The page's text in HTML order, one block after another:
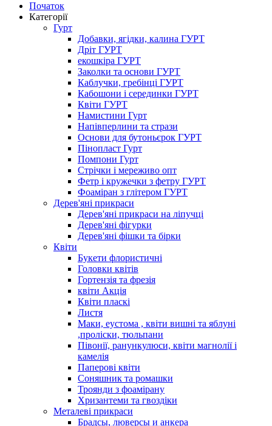
Початок
Категорії
Гурт
Добавки, ягідки, калина ГУРТ
Дріт ГУРТ
екошкіра ГУРТ
Заколки та основи ГУРТ
Каблучки, гребінці ГУРТ
Кабошони і серединки ГУРТ
Квіти ГУРТ
Намистини Гурт
Напівперлини та стрази
Основи для бутоньєрок ГУРТ
Пінопласт Гурт
Помпони Гурт
Стрічки і мереживо опт
Фетр і кружечки з фетру ГУРТ
Фоаміран з глітером ГУРТ
Дерев'яні прикраси
Дерев'яні прикраси на ліпучці
Дерев'яні фігурки
Дерев'яні фішки та бірки
Квіти
Букети флористичні
Головки квітів
Гортензія та фрезія
квіти Акція
Квіти пласкі
Листя
Маки, еустома , квіти вишні та яблуні
,проліски, тюльпани
Півонії, ранункулюси, квіти магнолії і
камелія
Паперові квіти
Соняшник та ромашки
Троянди з фоамірану
Хризантеми та гвоздіки
Металеві прикраси
Брадсы, люверсы и анкера